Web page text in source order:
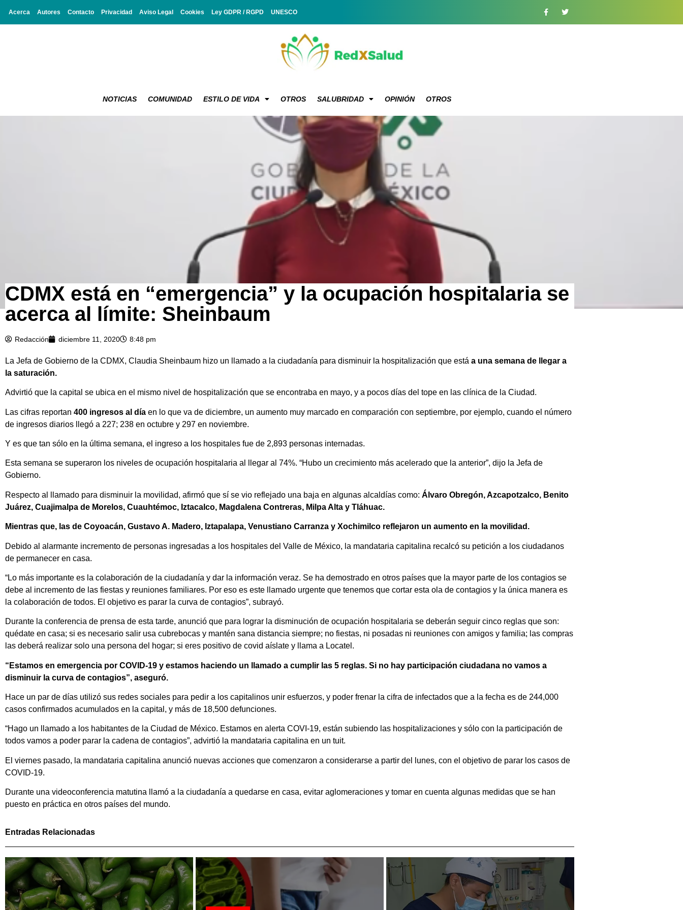
Acerca Autores Contacto Privacidad Aviso Legal Cookies Ley GDPR / RGPD UNESCO
NOTICIAS COMUNIDAD ESTILO DE VIDA OTROS SALUBRIDAD OPINIÓN OTROS
CDMX está en “emergencia” y la ocupación hospitalaria se
acerca al límite: Sheinbaum
Redacción diciembre 11, 2020 8:48 pm
La Jefa de Gobierno de la CDMX, Claudia Sheinbaum hizo un llamado a la ciudadanía para disminuir la hospitalización que está a una semana de llegar a
la saturación.
Advirtió que la capital se ubica en el mismo nivel de hospitalización que se encontraba en mayo, y a pocos días del tope en las clínica de la Ciudad.
Las cifras reportan 400 ingresos al día en lo que va de diciembre, un aumento muy marcado en comparación con septiembre, por ejemplo, cuando el número
de ingresos diarios llegó a 227; 238 en octubre y 297 en noviembre.
Y es que tan sólo en la última semana, el ingreso a los hospitales fue de 2,893 personas internadas.
Esta semana se superaron los niveles de ocupación hospitalaria al llegar al 74%. “Hubo un crecimiento más acelerado que la anterior”, dijo la Jefa de
Gobierno.
Respecto al llamado para disminuir la movilidad, afirmó que sí se vio reflejado una baja en algunas alcaldías como: Álvaro Obregón, Azcapotzalco, Benito
Juárez, Cuajimalpa de Morelos, Cuauhtémoc, Iztacalco, Magdalena Contreras, Milpa Alta y Tláhuac.
Mientras que, las de Coyoacán, Gustavo A. Madero, Iztapalapa, Venustiano Carranza y Xochimilco reflejaron un aumento en la movilidad.
Debido al alarmante incremento de personas ingresadas a los hospitales del Valle de México, la mandataria capitalina recalcó su petición a los ciudadanos
de permanecer en casa.
“Lo más importante es la colaboración de la ciudadanía y dar la información veraz. Se ha demostrado en otros países que la mayor parte de los contagios se
debe al incremento de las fiestas y reuniones familiares. Por eso es este llamado urgente que tenemos que cortar esta ola de contagios y la única manera es
la colaboración de todos. El objetivo es parar la curva de contagios”, subrayó.
Durante la conferencia de prensa de esta tarde, anunció que para lograr la disminución de ocupación hospitalaria se deberán seguir cinco reglas que son:
quédate en casa; si es necesario salir usa cubrebocas y mantén sana distancia siempre; no fiestas, ni posadas ni reuniones con amigos y familia; las compras
las deberá realizar solo una persona del hogar; si eres positivo de covid aíslate y llama a Locatel.
“Estamos en emergencia por COVID-19 y estamos haciendo un llamado a cumplir las 5 reglas. Si no hay participación ciudadana no vamos a
disminuir la curva de contagios”, aseguró.
Hace un par de días utilizó sus redes sociales para pedir a los capitalinos unir esfuerzos, y poder frenar la cifra de infectados que a la fecha es de 244,000
casos confirmados acumulados en la capital, y más de 18,500 defunciones.
“Hago un llamado a los habitantes de la Ciudad de México. Estamos en alerta COVI-19, están subiendo las hospitalizaciones y sólo con la participación de
todos vamos a poder parar la cadena de contagios”, advirtió la mandataria capitalina en un tuit.
El viernes pasado, la mandataria capitalina anunció nuevas acciones que comenzaron a considerarse a partir del lunes, con el objetivo de parar los casos de
COVID-19.
Durante una videoconferencia matutina llamó a la ciudadanía a quedarse en casa, evitar aglomeraciones y tomar en cuenta algunas medidas que se han
puesto en práctica en otros países del mundo.
Entradas Relacionadas